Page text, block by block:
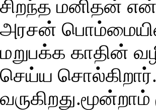
சிறந்த மனிதன்
அரசன் பொம்மையின்
மறுபக்க காதின்
செய்ய